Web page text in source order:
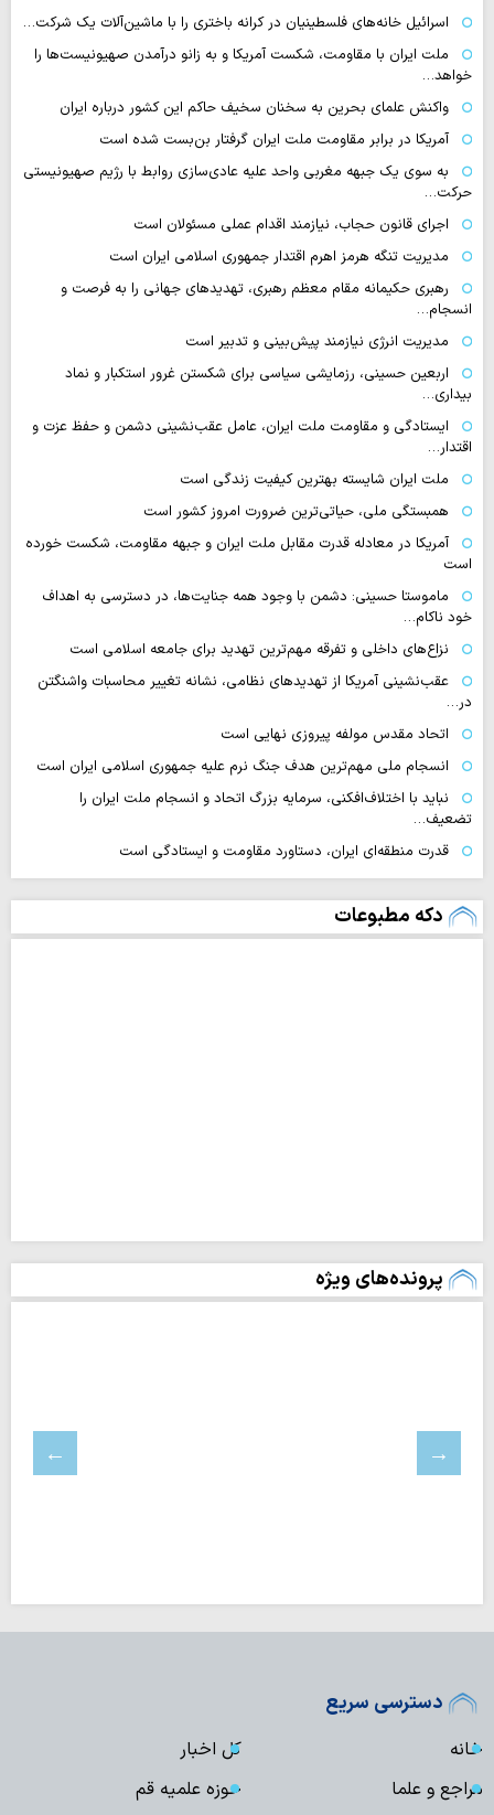
اسرائیل خانه‌های فلسطینیان در کرانه باختری را با ماشین‌آلات یک شرکت…
ملت ایران با مقاومت، شکست آمریکا و به زانو درآمدن صهیونیست‌ها را
خواهد…
واکنش علمای بحرین به سخنان سخیف حاکم این کشور درباره ایران
آمریکا در برابر مقاومت ملت ایران گرفتار بن‌بست شده است
به سوی یک جبهه مغربی واحد علیه عادی‌سازی روابط با رژیم صهیونیستی
حرکت…
اجرای قانون حجاب، نیازمند اقدام عملی مسئولان است
مدیریت تنگه هرمز اهرم اقتدار جمهوری اسلامی ایران است
رهبری حکیمانه مقام معظم رهبری، تهدیدهای جهانی را به فرصت و
انسجام…
مدیریت انرژی نیازمند پیش‌بینی و تدبیر است
اربعین حسینی، رزمایشی سیاسی برای شکستن غرور استکبار و نماد
بیداری…
ایستادگی و مقاومت ملت ایران، عامل عقب‌نشینی دشمن و حفظ عزت و
اقتدار…
ملت ایران شایسته بهترین کیفیت زندگی است
همبستگی ملی، حیاتی‌ترین ضرورت امروز کشور است
آمریکا در معادله قدرت مقابل ملت ایران و جبهه مقاومت، شکست خورده
است
ماموستا حسینی: دشمن با وجود همه جنایت‌ها، در دسترسی به اهداف
خود ناکام…
نزاع‌های داخلی و تفرقه مهم‌ترین تهدید برای جامعه اسلامی است
عقب‌نشینی آمریکا از تهدیدهای نظامی، نشانه تغییر محاسبات واشنگتن
در…
اتحاد مقدس مولفه پیروزی نهایی است
انسجام ملی مهم‌ترین هدف جنگ نرم علیه جمهوری اسلامی ایران است
نباید با اختلاف‌افکنی، سرمایه بزرگ اتحاد و انسجام ملت ایران را
تضعیف…
قدرت منطقه‌ای ایران، دستاورد مقاومت و ایستادگی است
دکه مطبوعات
پرونده‌های ویژه
دسترسی سریع
خانه
کل اخبار
مراجع و علما
حوزه علمیه قم